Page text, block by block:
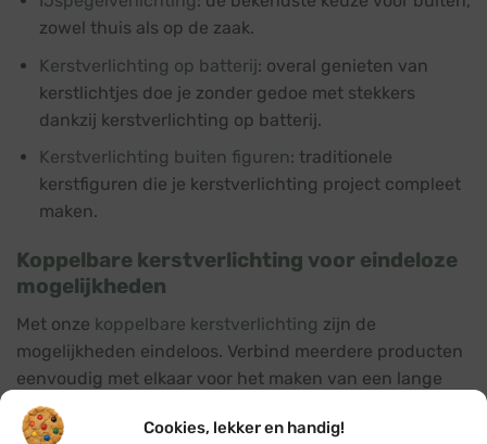
Cookies, lekker en handig!
zowel thuis als op de zaak.
Kerstverlichting op batterij: overal genieten van
kerstlichtjes doe je zonder gedoe met stekkers
dankzij kerstverlichting op batterij.
Kerstverlichting buiten figuren: traditionele
kerstfiguren die je kerstverlichting project compleet
maken.
Koppelbare kerstverlichting voor eindeloze
mogelijkheden
Met onze koppelbare kerstverlichting zijn de
mogelijkheden eindeloos. Verbind meerdere producten
eenvoudig met elkaar voor het maken van een lange
kerstverlichting en creëer een uniforme, stijlvolle
uitstraling zonder gedoe met extra stopcontacten of